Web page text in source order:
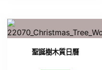
聖誕樹木質日曆